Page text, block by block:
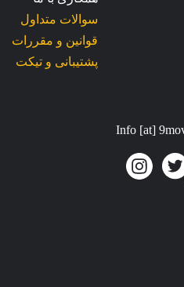
سوالات متداول
قوانین و مقررات
پشتیبانی و تیکت
Info [at]